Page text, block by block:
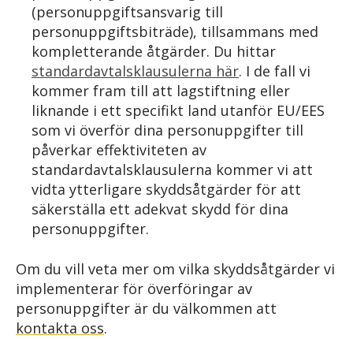
(personuppgiftsansvarig till
personuppgiftsbiträde), tillsammans med
kompletterande åtgärder. Du hittar
standardavtalsklausulerna här. I de fall vi
kommer fram till att lagstiftning eller
liknande i ett specifikt land utanför EU/EES
som vi överför dina personuppgifter till
påverkar effektiviteten av
standardavtalsklausulerna kommer vi att
vidta ytterligare skyddsåtgärder för att
säkerställa ett adekvat skydd för dina
personuppgifter.
Om du vill veta mer om vilka skyddsåtgärder vi
implementerar för överföringar av
personuppgifter är du välkommen att
kontakta oss.